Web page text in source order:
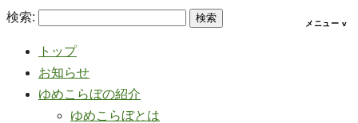
検索:
トップ
お知らせ
ゆめこらぼの紹介
ゆめこらぼとは